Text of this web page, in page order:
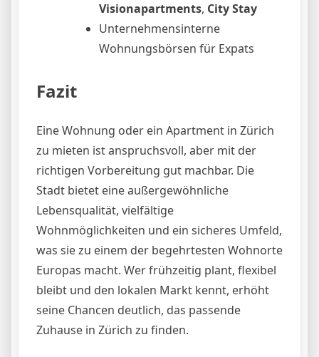
Visionapartments, City Stay
Unternehmensinterne
Wohnungsbörsen für Expats
Fazit
Eine Wohnung oder ein Apartment in Zürich
zu mieten ist anspruchsvoll, aber mit der
richtigen Vorbereitung gut machbar. Die
Stadt bietet eine außergewöhnliche
Lebensqualität, vielfältige
Wohnmöglichkeiten und ein sicheres Umfeld,
was sie zu einem der begehrtesten Wohnorte
Europas macht. Wer frühzeitig plant, flexibel
bleibt und den lokalen Markt kennt, erhöht
seine Chancen deutlich, das passende
Zuhause in Zürich zu finden.